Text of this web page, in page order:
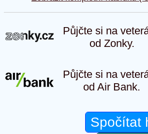
Půjčte si na
od Zonky.
Půjčte si na
od Air Bank.
Spočítat